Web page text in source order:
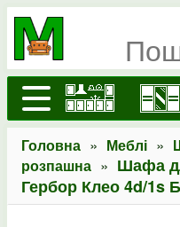
Головна » Меблі »
розпашна » Шафа
Гербор Клео 4d/1s